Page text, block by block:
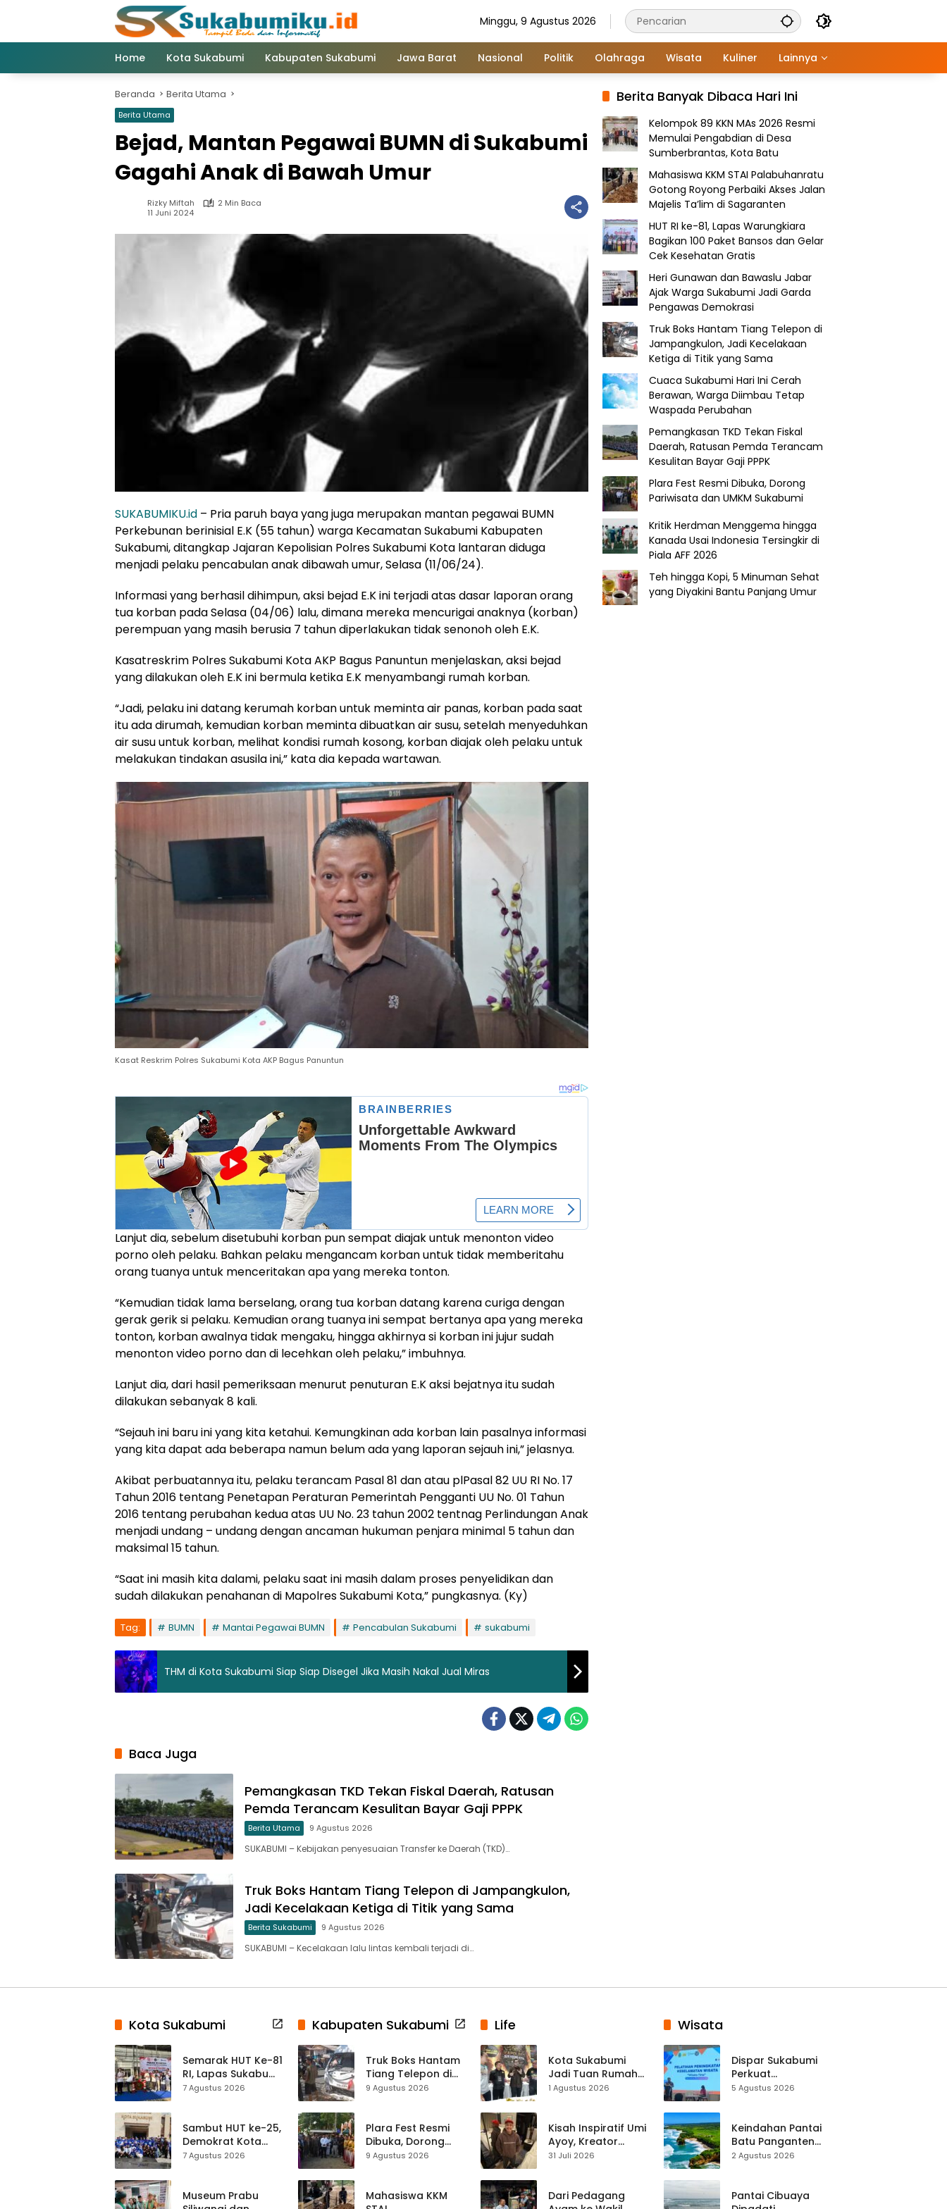
Minggu, 9 Agustus 2026
Home Kota Sukabumi Kabupaten Sukabumi Jawa Barat Nasional Politik Olahraga Wisata Kuliner Lainnya
Beranda Berita Utama
Berita Utama
Bejad, Mantan Pegawai BUMN di Sukabumi
Gagahi Anak di Bawah Umur
Rizky Miftah
2 Min Baca
11 Juni 2024
SUKABUMIKU.id – Pria paruh baya yang juga merupakan mantan pegawai BUMN
Perkebunan berinisial E.K (55 tahun) warga Kecamatan Sukabumi Kabupaten
Sukabumi, ditangkap Jajaran Kepolisian Polres Sukabumi Kota lantaran diduga
menjadi pelaku pencabulan anak dibawah umur, Selasa (11/06/24).
Informasi yang berhasil dihimpun, aksi bejad E.K ini terjadi atas dasar laporan orang
tua korban pada Selasa (04/06) lalu, dimana mereka mencurigai anaknya (korban)
perempuan yang masih berusia 7 tahun diperlakukan tidak senonoh oleh E.K.
Kasatreskrim Polres Sukabumi Kota AKP Bagus Panuntun menjelaskan, aksi bejad
yang dilakukan oleh E.K ini bermula ketika E.K menyambangi rumah korban.
“Jadi, pelaku ini datang kerumah korban untuk meminta air panas, korban pada saat
itu ada dirumah, kemudian korban meminta dibuatkan air susu, setelah menyeduhkan
air susu untuk korban, melihat kondisi rumah kosong, korban diajak oleh pelaku untuk
melakukan tindakan asusila ini,” kata dia kepada wartawan.
Kasat Reskrim Polres Sukabumi Kota AKP Bagus Panuntun
Lanjut dia, sebelum disetubuhi korban pun sempat diajak untuk menonton video
porno oleh pelaku. Bahkan pelaku mengancam korban untuk tidak memberitahu
orang tuanya untuk menceritakan apa yang mereka tonton.
“Kemudian tidak lama berselang, orang tua korban datang karena curiga dengan
gerak gerik si pelaku. Kemudian orang tuanya ini sempat bertanya apa yang mereka
tonton, korban awalnya tidak mengaku, hingga akhirnya si korban ini jujur sudah
menonton video porno dan di lecehkan oleh pelaku,” imbuhnya.
Lanjut dia, dari hasil pemeriksaan menurut penuturan E.K aksi bejatnya itu sudah
dilakukan sebanyak 8 kali.
“Sejauh ini baru ini yang kita ketahui. Kemungkinan ada korban lain pasalnya informasi
yang kita dapat ada beberapa namun belum ada yang laporan sejauh ini,” jelasnya.
Akibat perbuatannya itu, pelaku terancam Pasal 81 dan atau plPasal 82 UU RI No. 17
Tahun 2016 tentang Penetapan Peraturan Pemerintah Pengganti UU No. 01 Tahun
2016 tentang perubahan kedua atas UU No. 23 tahun 2002 tentnag Perlindungan Anak
menjadi undang – undang dengan ancaman hukuman penjara minimal 5 tahun dan
maksimal 15 tahun.
“Saat ini masih kita dalami, pelaku saat ini masih dalam proses penyelidikan dan
sudah dilakukan penahanan di Mapolres Sukabumi Kota,” pungkasnya. (Ky)
Tag: BUMN Mantai Pegawai BUMN Pencabulan Sukabumi sukabumi
THM di Kota Sukabumi Siap Siap Disegel Jika Masih Nakal Jual Miras
Baca Juga
Pemangkasan TKD Tekan Fiskal Daerah, Ratusan
Pemda Terancam Kesulitan Bayar Gaji PPPK
Berita Utama 9 Agustus 2026
SUKABUMI – Kebijakan penyesuaian Transfer ke Daerah (TKD)…
Truk Boks Hantam Tiang Telepon di Jampangkulon,
Jadi Kecelakaan Ketiga di Titik yang Sama
Berita Sukabumi 9 Agustus 2026
SUKABUMI – Kecelakaan lalu lintas kembali terjadi di…
Berita Banyak Dibaca Hari Ini
Kelompok 89 KKN MAs 2026 Resmi
Memulai Pengabdian di Desa
Sumberbrantas, Kota Batu
Mahasiswa KKM STAI Palabuhanratu
Gotong Royong Perbaiki Akses Jalan
Majelis Ta’lim di Sagaranten
HUT RI ke-81, Lapas Warungkiara
Bagikan 100 Paket Bansos dan Gelar
Cek Kesehatan Gratis
Heri Gunawan dan Bawaslu Jabar
Ajak Warga Sukabumi Jadi Garda
Pengawas Demokrasi
Truk Boks Hantam Tiang Telepon di
Jampangkulon, Jadi Kecelakaan
Ketiga di Titik yang Sama
Cuaca Sukabumi Hari Ini Cerah
Berawan, Warga Diimbau Tetap
Waspada Perubahan
Pemangkasan TKD Tekan Fiskal
Daerah, Ratusan Pemda Terancam
Kesulitan Bayar Gaji PPPK
Plara Fest Resmi Dibuka, Dorong
Pariwisata dan UMKM Sukabumi
Kritik Herdman Menggema hingga
Kanada Usai Indonesia Tersingkir di
Piala AFF 2026
Teh hingga Kopi, 5 Minuman Sehat
yang Diyakini Bantu Panjang Umur
Kota Sukabumi
Semarak HUT Ke-81
RI, Lapas Sukabumi
Resmi Gelar Pekan
7 Agustus 2026
Sambut HUT ke-25,
Demokrat Kota
Sukabumi
ASRI Lewat Aksi
7 Agustus 2026
Museum Prabu
Kabupaten Sukabumi
Truk Boks Hantam
Tiang Telepon di
Jampangkulon,
Sama
9 Agustus 2026
Plara Fest Resmi
Dibuka, Dorong
Pariwisata dan
9 Agustus 2026
Mahasiswa KKM
Life
Kota Sukabumi
Jadi Tuan Rumah
Kontes Batu Akik
1 Agustus 2026
Kisah Inspiratif Umi
Ayoy, Kreator
TikTok Asal
Live Streaming
31 Juli 2026
Dari Pedagang
Wisata
Dispar Sukabumi
Perkuat
Keselamatan
Mitigasi hingga
Teknik Evakuasi
5 Agustus 2026
Keindahan Pantai
Batu Panganten
Mulai Dilirik
2 Agustus 2026
Pantai Cibuaya